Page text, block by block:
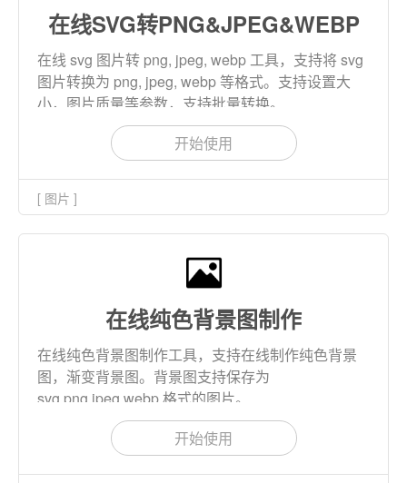
在线SVG转PNG&JPEG&WEBP
在线 svg 图片转 png, jpeg, webp 工具，支持将 svg
图片转换为 png, jpeg, webp 等格式。支持设置大
小，图片质量等参数，支持批量转换。
开始使用
[ 图片 ]
在线纯色背景图制作
在线纯色背景图制作工具，支持在线制作纯色背景
图，渐变背景图。背景图支持保存为
svg,png,jpeg,webp 格式的图片。
开始使用